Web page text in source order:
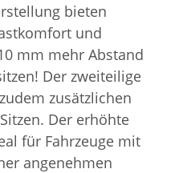
bieten
und
mm mehr Abstand
Der zweiteilige
zusätzlichen
Der erhöhte
für Fahrzeuge mit
angenehmen